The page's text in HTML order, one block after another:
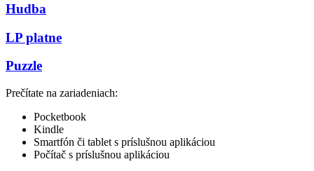
Hudba
LP platne
Puzzle
Prečítate na zariadeniach:
Pocketbook
Kindle
Smartfón či tablet s príslušnou aplikáciou
Počítač s príslušnou aplikáciou